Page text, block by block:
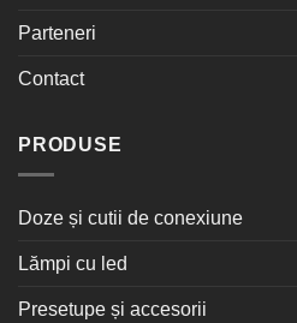
Parteneri
Contact
PRODUSE
Doze și cutii de conexiune
Lămpi cu led
Presetupe și accesorii